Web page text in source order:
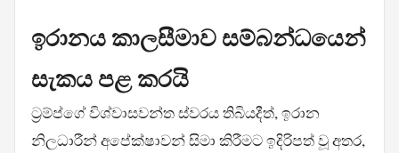
ඉරානය කාලසීමාව සම්බන්ධයෙන්
සැකය පළ කරයි
ට්‍රම්ප්ගේ විශ්වාසවන්ත ස්වරය තිබියදීත්, ඉරාන
නිලධාරීන් අපේක්ෂාවන් සිමා කිරීමට ඉදිරිපත් වූ අතර,